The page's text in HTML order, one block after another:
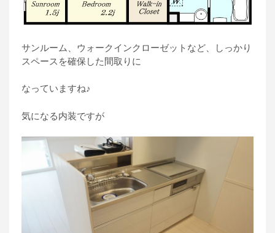
サンルーム、ウォークインクローゼットなど、しっかり
スペースを確保した間取りに
なっていますね♪
気になる内装ですが